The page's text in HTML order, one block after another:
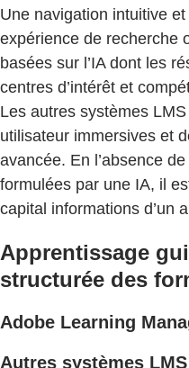
Une navigation intuitive
expérience de recherche
basées sur l’IA dont les
centres d’intérêt et
Les autres systèmes
utilisateur immersives et
avancée. En l’absence
formulées par une IA, il
capital informations d’un
Apprentissage
structurée des
Adobe Learning
Autres systèmes LMS